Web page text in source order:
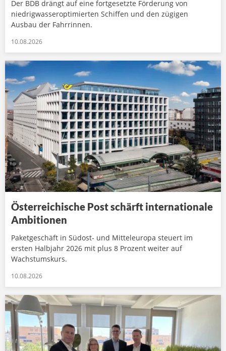
Der BDB drängt auf eine fortgesetzte Förderung von
niedrigwasseroptimierten Schiffen und den zügigen
Ausbau der Fahrrinnen.
10.08.2026
Österreichische Post schärft internationale
Ambitionen
Paketgeschäft in Südost- und Mitteleuropa steuert im
ersten Halbjahr 2026 mit plus 8 Prozent weiter auf
Wachstumskurs.
10.08.2026